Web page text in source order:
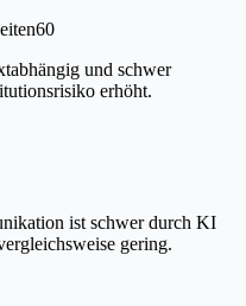
60
und schwer
erhöht.
ist schwer durch KI
gering.